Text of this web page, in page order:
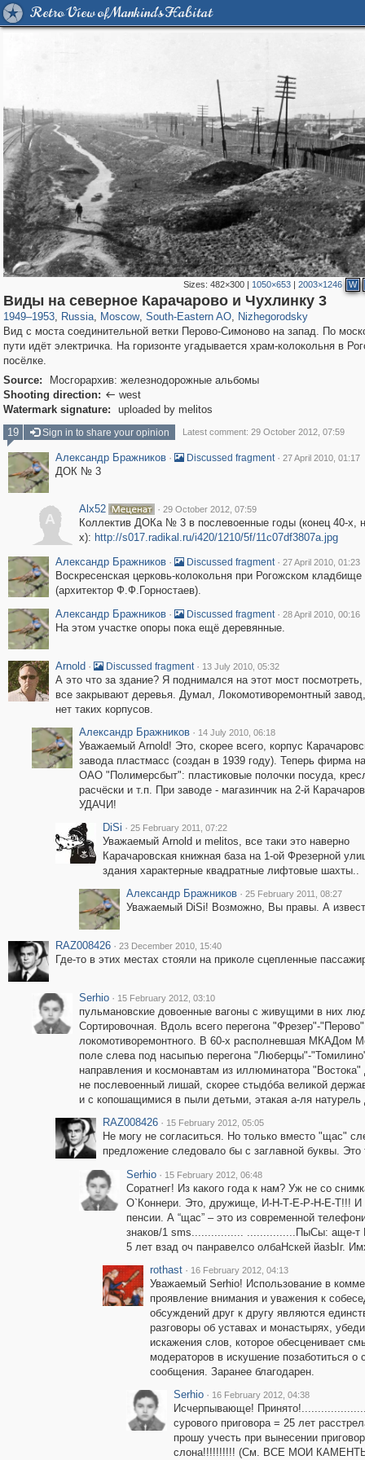
Retro View of Mankind's Habitat
Sizes: 482×300| 1050×653| 2003×1246 W
Виды на северное Карачарово и Чухлинку 3
1949–1953, Russia
1,406,257 29,243
, Moscow
319,779 8,286
, South-Eastern AO
11,379 197
, Nizhegorodsky
834 13
Вид с моста соединительной ветки Перово-Симоново на запад. По
пути идёт электричка. На горизонте угадывается храм-колокольня в
посёлке.
Source:
Мосгорархив: железнодорожные альбомы
Shooting direction:  west
Watermark signature:
uploaded by melitos
19
Sign in to share your opinion Latest comment: 29 October 2012, 07:59
Александр Бражников · Discussed fragment · 27 April 2010, 01:17
ДОК № 3
A
Alx52 · 29 October 2012, 07:59
Коллектив ДОКа № 3 в послевоенные годы (конец 40-х,
х): http://s017.radikal.ru/i420/1210/5f/11c07df3807a.jpg
Александр Бражников · Discussed fragment · 27 April 2010, 01:23
Воскресенская церковь-колокольня при Рогожском кладбище
(архитектор Ф.Ф.Горностаев).
Александр Бражников · Discussed fragment · 28 April 2010, 00:16
На этом участке опоры пока ещё деревянные.
Arnold · Discussed fragment · 13 July 2010, 05:32
А это что за здание? Я поднимался на этот мост посмотреть,
все закрывают деревья. Думал, Локомотиворемонтный
нет таких корпусов.
Александр Бражников · 14 July 2010, 06:18
Уважаемый Arnold! Это, скорее всего, корпус
завода пластмасс (создан в 1939 году). Теперь фирма
ОАО "Полимерсбыт": пластиковые полочки посуда,
расчёски и т.п. При заводе - магазинчик на 2-й
УДАЧИ!
DiSi · 25 February 2011, 07:22
Уважаемый Arnold и melitos, все таки это наверно
Карачаровская книжная база на 1-ой Фрезерной
здания характерные квадратные лифтовые шахты..
Александр Бражников · 25 February 2011, 08:27
Уважаемый DiSi! Возможно, Вы правы. А
RAZ008426 · 23 December 2010, 15:40
Где-то в этих местах стояли на приколе сцепленные
Serhio · 15 February 2012, 03:10
пульмановские довоенные вагоны с живущими в них
Сортировочная. Вдоль всего перегона "Фрезер"-
локомотиворемонтного. В 60-х располневшая МКАДом
поле слева под насыпью перегона "Люберцы"-
направления и космонавтам из иллюминатора
не послевоенный лишай, скорее стыдóба великой
и c копошащимися в пыли детьми, этакая а-ля
RAZ008426 · 15 February 2012, 05:05
Не могу не согласиться. Но только вместо "щас"
предложение следовало бы с заглавной буквы. Это
Serhio · 15 February 2012, 06:48
Соратнег! Из какого года к нам? Уж не со
O`Коннери. Это, дружище, И-Н-Т-Е-Р-Н-Е-Т!!! И
пенсии. А “щас” – этo из современной
знаков/1 sms................ ...............ПыСы: аще-
5 лет взад оч панравелсо олбаНскей йазЫг.
rothast · 16 February 2012, 04:13
Уважаемый Serhio! Использование в
проявление внимания и уважения к
обсуждений друг к другу являются
разговоры об уставах и монастырях,
искажения слов, которое обесценивает
модераторов в искушение позаботиться
сообщения. Заранее благодарен.
Serhio · 16 February 2012, 04:38
Исчерпывающе!
сурового приговора = 25 лет
прошу учесть при вынесении
слона!!!!!!!!!! (См. ВСЕ МОИ КАМЕНТЫ,